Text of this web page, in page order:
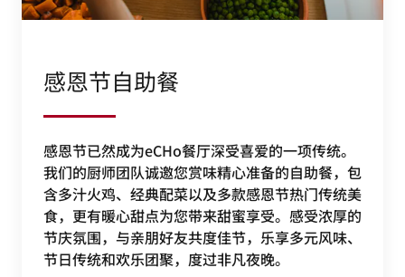
感恩节自助餐
感恩节已然成为eCHo餐厅深受喜爱的一项传统。
我们的厨师团队诚邀您赏味精心准备的自助餐，包
含多汁火鸡、经典配菜以及多款感恩节热门传统美
食，更有暖心甜点为您带来甜蜜享受。感受浓厚的
节庆氛围，与亲朋好友共度佳节，乐享多元风味、
节日传统和欢乐团聚，度过非凡夜晚。